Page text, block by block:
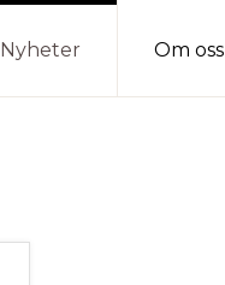
Nyheter Om oss